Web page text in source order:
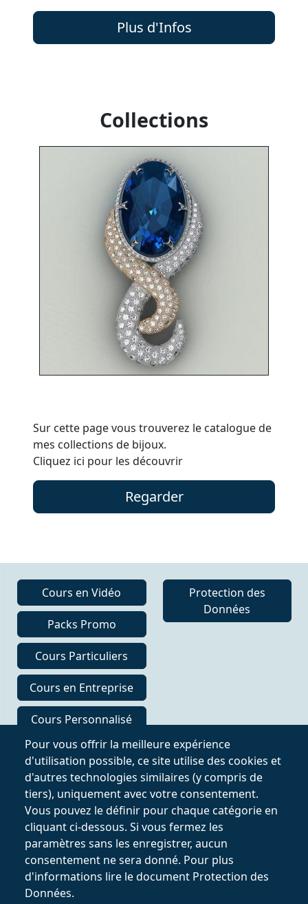
Plus d'Infos
Collections
Sur cette page vous trouverez le catalogue de
mes collections de bijoux.
Cliquez ici pour les découvrir
Regarder
Pour vous offrir la meilleure expérience
d'utilisation possible, ce site utilise des cookies et
d'autres technologies similaires (y compris de
tiers), uniquement avec votre consentement.
Vous pouvez le définir pour chaque catégorie en
cliquant ci-dessous. Si vous fermez les
paramètres sans les enregistrer, aucun
consentement ne sera donné. Pour plus
d'informations lire le document Protection des
Données.
Cours en Vidéo
Packs Promo
Cours Particuliers
Cours en Entreprise
Cours Personnalisé
Protection des
Données
Suivre sur